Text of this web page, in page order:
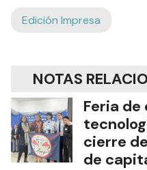
Edición Impresa
NOTAS
Feria
cierre
de